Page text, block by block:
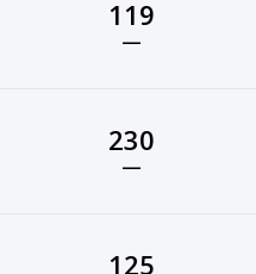
119
—
230
—
125